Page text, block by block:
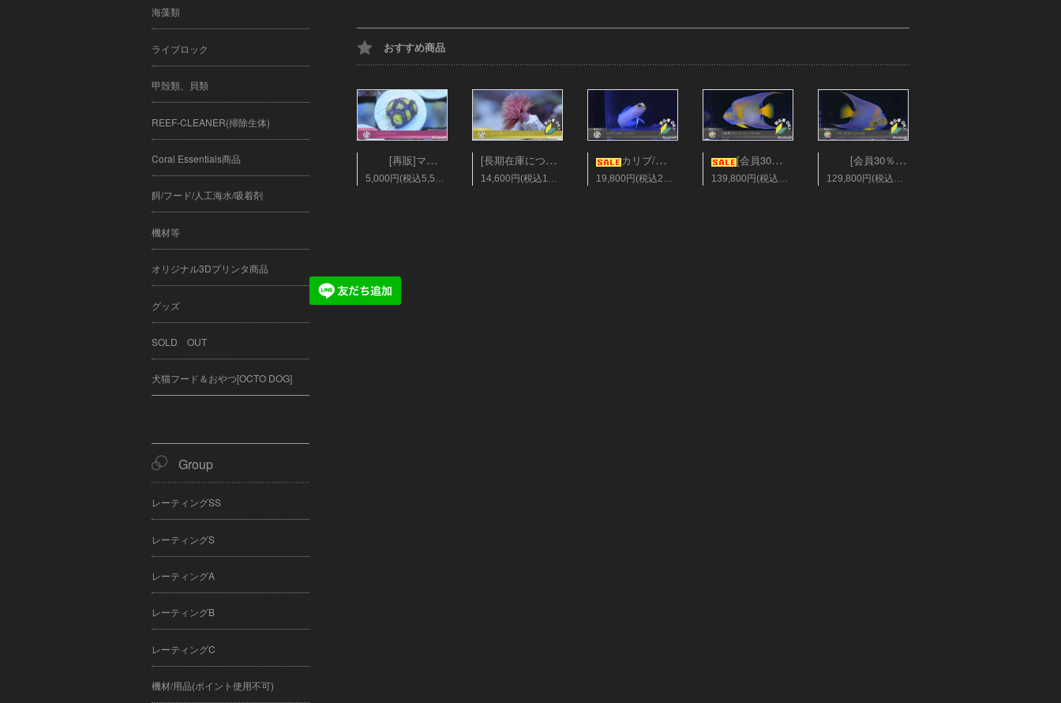
おすすめ商品
[再販]マメスナギンチャク フラグ28mm ソラマメ
5,000円(税込5,500円)
[長期在庫につき会員25%オフ][レア]美ハードチューブ オレンジレッド Sサイズ
14,600円(税込16,060円)
カリブ/イエローヘッドジョー Sサイズ
19,800円(税込21,780円)
[会員30％オフ][超美]ベリーズ/クィーンエンゼル XLサイズ
139,800円(税込153,780円)
[会員30％オフ][超美]ベリーズ/クィーンエンゼル XLサイズ
129,800円(税込142,780円)
海藻類
ライブロック
甲殻類、貝類
REEF-CLEANER(掃除生体)
Coral Essentials商品
餌/フード/人工海水/吸着剤
機材等
オリジナル3Dプリンタ商品
グッズ
SOLD OUT
犬猫フード＆おやつ[OCTO DOG]
Group
レーティングSS
レーティングS
レーティングA
レーティングB
レーティングC
機材/用品(ポイント使用不可)